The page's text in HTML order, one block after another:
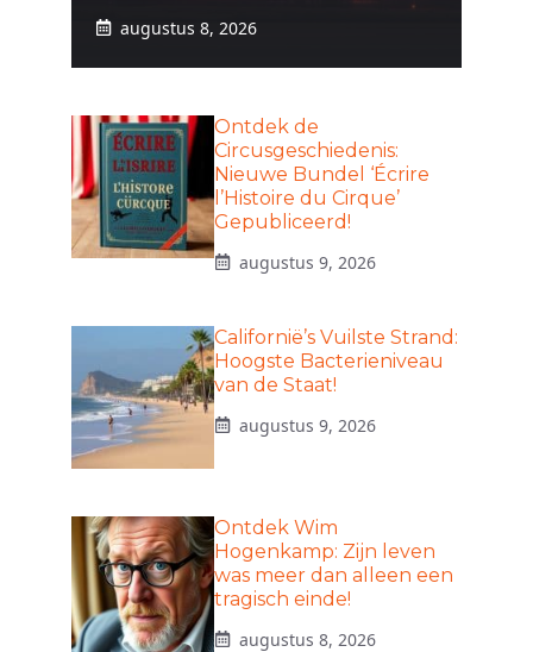
augustus 8, 2026
Ontdek de
Circusgeschiedenis:
Nieuwe Bundel ‘Écrire
l’Histoire du Cirque’
Gepubliceerd!
augustus 9, 2026
Californië’s Vuilste Strand:
Hoogste Bacterieniveau
van de Staat!
augustus 9, 2026
Ontdek Wim
Hogenkamp: Zijn leven
was meer dan alleen een
tragisch einde!
augustus 8, 2026